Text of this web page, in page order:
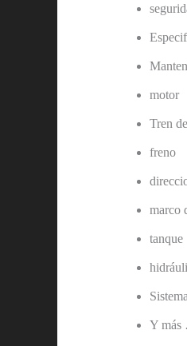
motor
Tren
freno
marco
tanque
Y